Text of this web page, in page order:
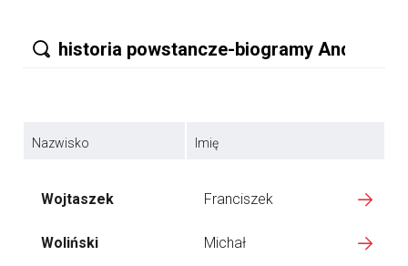
Nazwisko Imię
Wojtaszek Franciszek
Woliński Michał